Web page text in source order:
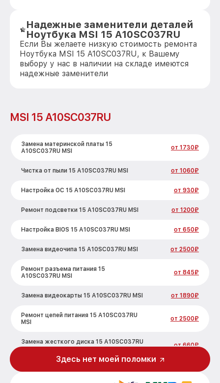
Надежные заменители деталей
Ноутбука MSI 15 A10SC037RU
Если Вы желаете низкую стоимость ремонта
Ноутбука MSI 15 A10SC037RU, к Вашему
выбору у нас в наличии на складе имеются
надежные заменители
MSI 15 A10SC037RU
Замена материнской платы 15
A10SC037RU MSI
от 1730₽
Чистка от пыли 15 A10SC037RU MSI от 1060₽
Настройка ОС 15 A10SC037RU MSI от 930₽
Ремонт подсветки 15 A10SC037RU MSI от 1200₽
Настройка BIOS 15 A10SC037RU MSI от 650₽
Замена видеочипа 15 A10SC037RU MSI от 2500₽
Ремонт разъема питания 15
A10SC037RU MSI
от 845₽
Замена видеокарты 15 A10SC037RU MSI от 1890₽
Ремонт цепей питания 15 A10SC037RU
MSI
от 2500₽
Замена жесткого диска 15 A10SC037RU
MSI
от 660₽
от 725₽
Здесь нет моей поломки